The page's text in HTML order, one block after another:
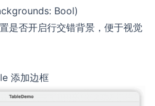
Bool)
是否开启行交错背景，便于视觉
添加边框